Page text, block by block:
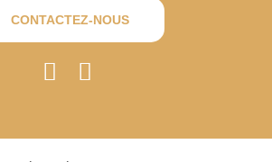
CONTACTEZ-NOUS